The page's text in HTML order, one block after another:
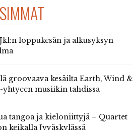
loppukesän ja alkusyksyn
groovaava kesäilta Earth, Wind &
yhtyeen musiikin tahdissa
tangoa ja kieloniittyjä – Quartet
keikalla Jyväskylässä